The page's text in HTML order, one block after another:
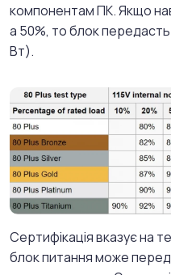
компонентам ПК. Якщо
а 50%, то блок
Вт).
Cертифікація вказує на
блок питання може